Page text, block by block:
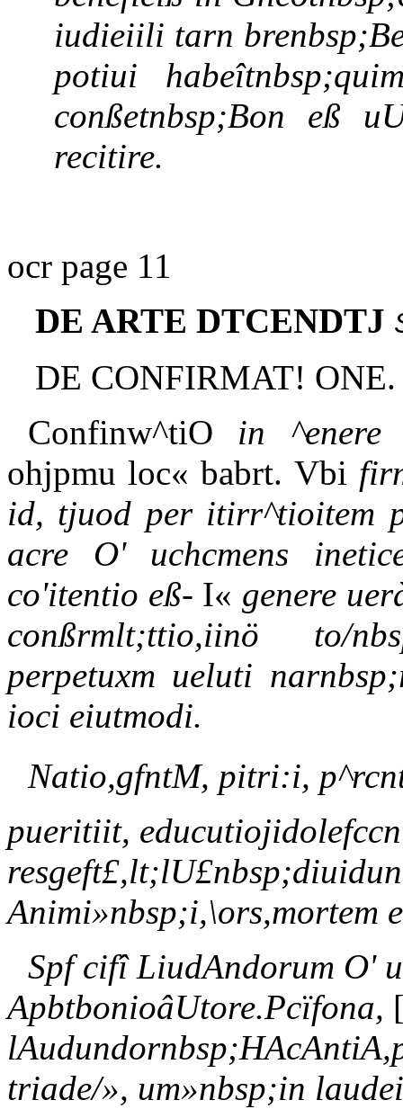
iudieiili tarn
potiui
conßetnbsp;Bon eß
recitire.
ocr page 11
DE ARTE DTCENDTJ
DE CONFIRMAT! ONE.
Confinw^tiO in
ohjpmu loc« babrt. Vbi
id, tjuod per itirr^tioitem
acre O' uchcmens
co'itentio eß- I« genere
conßrmlt;ttio,iinö to/
perpetuxm ueluti
ioci eiutmodi.
Natio,gfntM, pitri:i,
pueritiit,
Animi»nbsp;i,\ors,mortem
Spf cifî LiudAndorum O'
ApbtbonioâUtore.Pcïfona,
triade/», um»nbsp;in